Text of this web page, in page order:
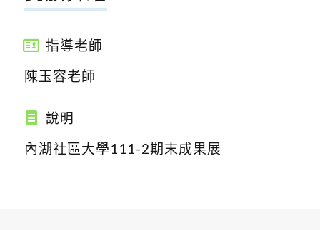
指導老師
陳玉容老師
說明
內湖社區大學111-2期末成果展